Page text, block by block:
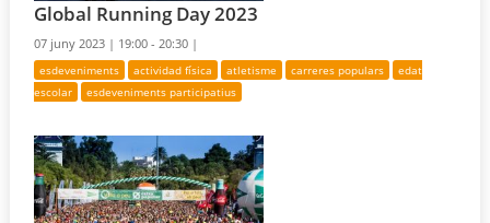
Global Running Day 2023
07 juny 2023 | 19:00 - 20:30 |
esdeveniments actividad física atletisme carreres populars
edat
escolar
esdeveniments participatius